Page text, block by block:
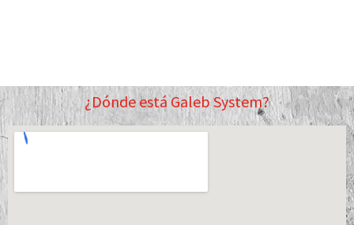
¿Dónde está Galeb System?